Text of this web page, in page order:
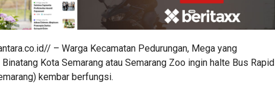
– Warga Kecamatan Pedurungan, Mega yang
Kota Semarang atau Semarang Zoo ingin halte Bus Rapid
kembar berfungsi.